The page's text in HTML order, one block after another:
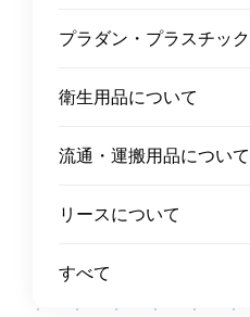
プラダン・プラスチッ
衛生用品について
流通・運搬用品について
リースについて
すべて